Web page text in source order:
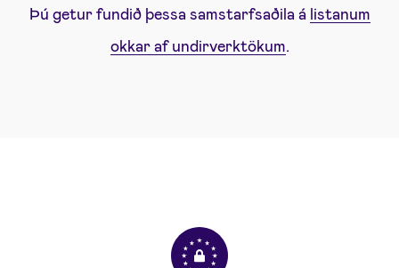
Þú getur fundið þessa samstarfsaðila á listanum
okkar af undirverktökum.